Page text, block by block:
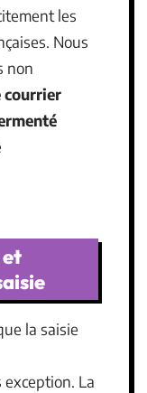
les
Nous
non
courrier
et
la saisie
La